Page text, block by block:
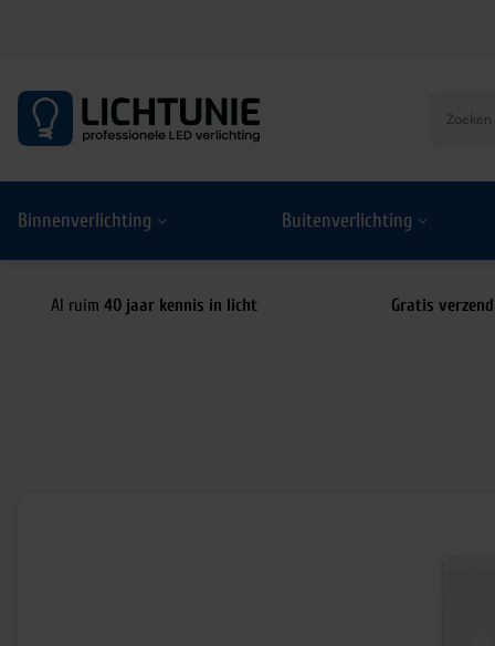
Binnenverlichting Buitenverlichting
Al ruim 40 jaar kennis in licht Gratis